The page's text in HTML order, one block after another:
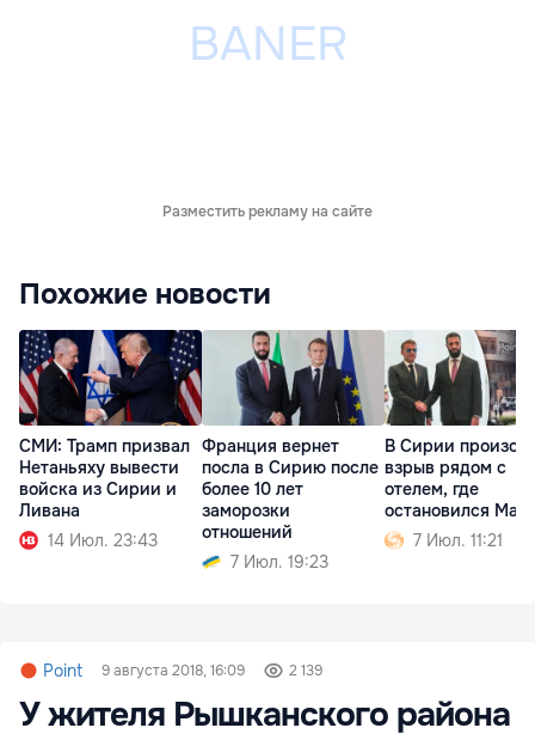
Разместить рекламу на сайте
Похожие новости
СМИ: Трамп призвал
Нетаньяху вывести
войска из Сирии и
Ливана
14 Июл. 23:43
Франция вернет
посла в Сирию после
более 10 лет
заморозки
отношений
7 Июл. 19:23
В Сирии
взрыв рядом с
отелем, где
остановился
7 Июл. 11:21
Point 9 августа 2018, 16:09 2 139
У жителя Рышканского района